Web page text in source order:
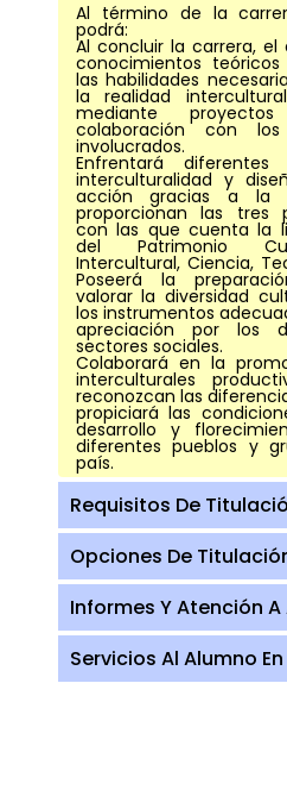
Al término de la
podrá:
Al concluir la carrera, el
conocimientos
las habilidades
la realidad
mediante
colaboración con
involucrados.
Enfrentará
interculturalidad y
acción gracias a la
proporcionan las tres
con las que cuenta la
del Patrimonio
Intercultural, Ciencia,
Poseerá la
valorar la diversidad
los instrumentos
apreciación por los
sectores sociales.
Colaborará en la
interculturales
reconozcan las
propiciará las
desarrollo y
diferentes pueblos y
país.
Requisitos De
Opciones De
Informes Y Atención
Servicios Al Alumno